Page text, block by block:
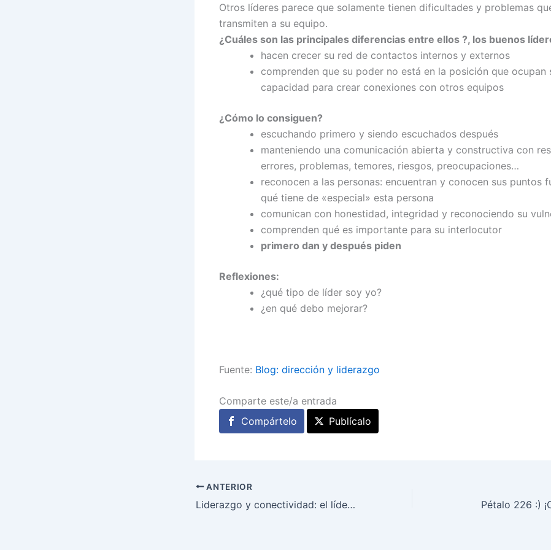
Otros líderes parece que solamente tienen dificultades y problemas
transmiten a su equipo.
¿Cuáles son las principales diferencias entre ellos ?, los buenos
hacen crecer su red de contactos internos y externos
comprenden que su poder no está en la posición que ocupan
capacidad para crear conexiones con otros equipos
¿Cómo lo consiguen?
escuchando primero y siendo escuchados después
manteniendo una comunicación abierta y constructiva con
errores, problemas, temores, riesgos, preocupaciones…
reconocen a las personas: encuentran y conocen sus puntos
qué tiene de «especial» esta persona
comunican con honestidad, integridad y reconociendo su
comprenden qué es importante para su interlocutor
primero dan y después piden
Reflexiones:
¿qué tipo de líder soy yo?
¿en qué debo mejorar?
Fuente: Blog: dirección y liderazgo
Comparte este/a entrada
Compártelo
Publícalo
ANTERIOR
Liderazgo y conectividad: el líder multilateral Pétalo 226 :)